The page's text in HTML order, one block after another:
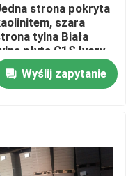
podłogę
strona pokryta
szara
tylna Biała
płyta C1S Ivory
Wyślij zapytanie